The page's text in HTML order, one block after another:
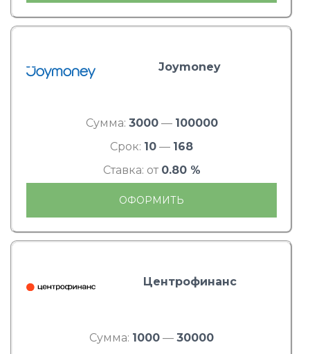
Joymoney
Сумма: 3000— 100000
Срок: 10 — 168
Ставка: от 0.80 %
ОФОРМИТЬ
Центрофинанс
Сумма: 1000 — 30000